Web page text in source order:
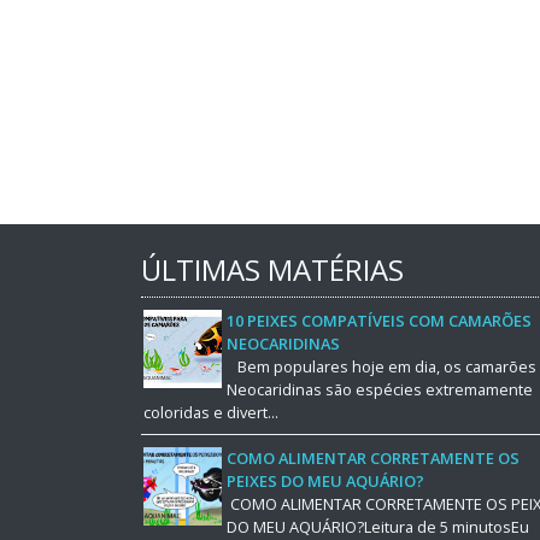
ÚLTIMAS MATÉRIAS
10 PEIXES COMPATÍVEIS COM CAMARÕES
NEOCARIDINAS
Bem populares hoje em dia, os camarões
Neocaridinas são espécies extremamente
coloridas e divert...
COMO ALIMENTAR CORRETAMENTE OS
PEIXES DO MEU AQUÁRIO?
COMO ALIMENTAR CORRETAMENTE OS
DO MEU AQUÁRIO?Leitura de 5 minutosEu